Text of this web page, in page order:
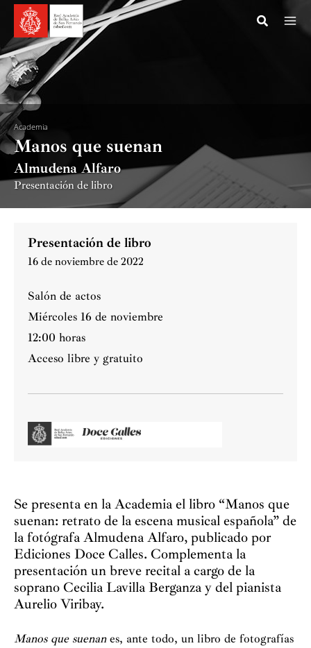
contenido
Academia
Manos que suenan
Almudena Alfaro
Presentación de libro
Presentación de libro
16 de noviembre de 2022
Salón de actos
Miércoles 16 de noviembre
12:00 horas
Acceso libre y gratuito
Se presenta en la Academia el libro “Manos que
suenan: retrato de la escena musical española” de
la fotógrafa Almudena Alfaro, publicado por
Ediciones Doce Calles. Complementa la
presentación un breve recital a cargo de la
soprano Cecilia Lavilla Berganza y del pianista
Aurelio Viribay.
Manos que suenanes, ante todo, un libro de fotografías